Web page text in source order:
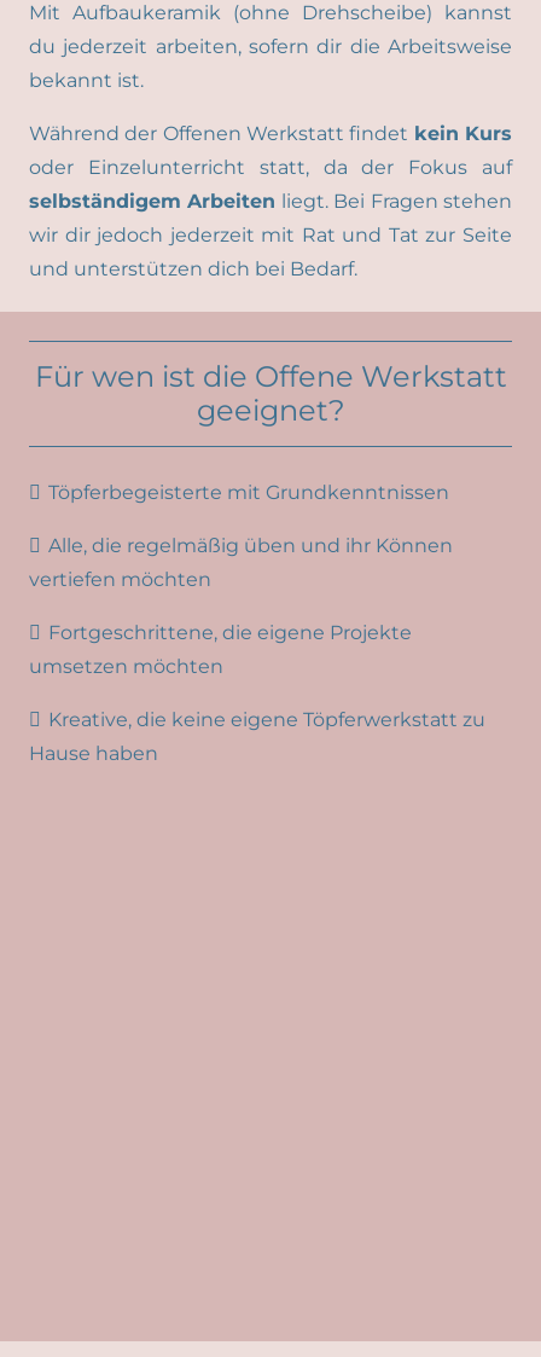
Mit Aufbaukeramik (ohne Drehscheibe) kannst
du jederzeit arbeiten, sofern dir die Arbeitsweise
bekannt ist.
Während der Offenen Werkstatt findet kein Kurs
oder Einzelunterricht statt, da der Fokus auf
selbständigem Arbeiten liegt. Bei Fragen stehen
wir dir jedoch jederzeit mit Rat und Tat zur Seite
und unterstützen dich bei Bedarf.
Für wen ist die Offene Werkstatt
geeignet?
Töpferbegeisterte mit Grundkenntnissen
Alle, die regelmäßig üben und ihr Können
vertiefen möchten
Fortgeschrittene, die eigene Projekte
umsetzen möchten
Kreative, die keine eigene Töpferwerkstatt zu
Hause haben